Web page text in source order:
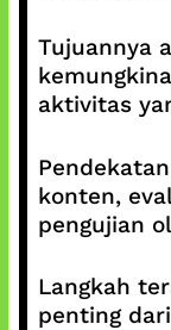
Tujuannya
aktivitas
konten,
pengujian
Langkah
penting